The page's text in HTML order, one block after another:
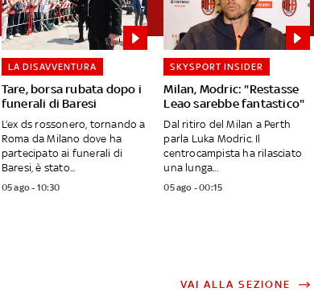
Tare, borsa rubata dopo i
funerali di Baresi
LA DISAVVENTURA
L’ex ds rossonero, tornando a
Roma da Milano dove ha
partecipato ai funerali di
Baresi, è stato...
05 ago - 10:30
Milan, Modric: "Restasse
Leao sarebbe fantastico"
SKYSPORT INSIDER
Dal ritiro del Milan a Perth
parla Luka Modric. Il
centrocampista ha rilasciato
una lunga...
05 ago - 00:15
VAI ALLA SEZIONE